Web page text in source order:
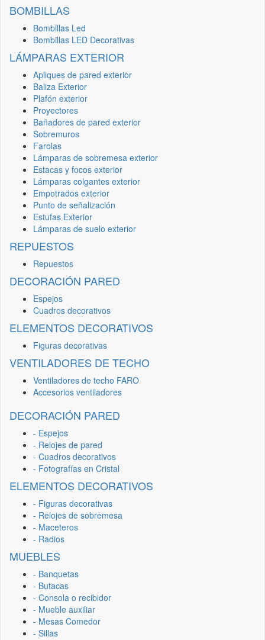
BOMBILLAS
Bombillas Led
Bombillas LED Decorativas
LÁMPARAS EXTERIOR
Apliques de pared exterior
Baliza Exterior
Plafón exterior
Proyectores
Bañadores de pared exterior
Sobremuros
Farolas
Lámparas de sobremesa exterior
Estacas y focos exterior
Lámparas colgantes exterior
Empotrados exterior
Punto de señalización
Estufas Exterior
Lámparas de suelo exterior
REPUESTOS
Repuestos
DECORACIÓN PARED
Espejos
Cuadros decorativos
ELEMENTOS DECORATIVOS
Figuras decorativas
VENTILADORES DE TECHO
Ventiladores de techo FARO
Accesorios ventiladores
DECORACIÓN PARED
- Espejos
- Relojes de pared
- Cuadros decorativos
- Fotografías en Cristal
ELEMENTOS DECORATIVOS
- Figuras decorativas
- Relojes de sobremesa
- Maceteros
- Radios
MUEBLES
- Banquetas
- Butacas
- Consola o recibidor
- Mueble auxiliar
- Mesas Comedor
- Sillas